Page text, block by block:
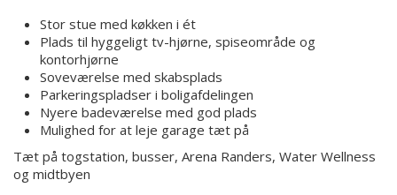
Stor stue med køkken i ét
Plads til hyggeligt tv-hjørne, spiseområde og
kontorhjørne
Soveværelse med skabsplads
Parkeringspladser i boligafdelingen
Nyere badeværelse med god plads
Mulighed for at leje garage tæt på
Tæt på togstation, busser, Arena Randers, Water Wellness
og midtbyen